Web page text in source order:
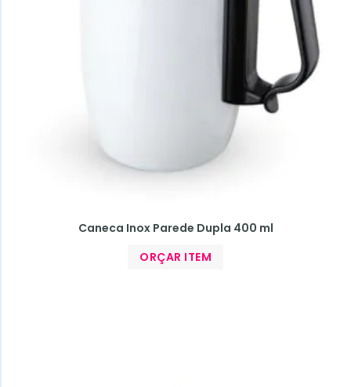
Caneca Inox Parede Dupla 400 ml
ORÇAR ITEM